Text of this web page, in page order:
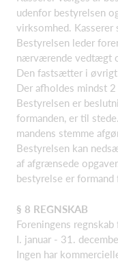
udenfor bestyrelsen
virksomhed. Kasserer
Bestyrelsen leder
nærværende vedtægt
Den fastsætter i
Der afholdes mindst
Bestyrelsen er
formanden, er til
mandens stemme
Bestyrelsen kan
af afgrænsede
bestyrelse er formand
§ 8 REGNSKAB
Foreningens
I. januar - 31.
Ingen har